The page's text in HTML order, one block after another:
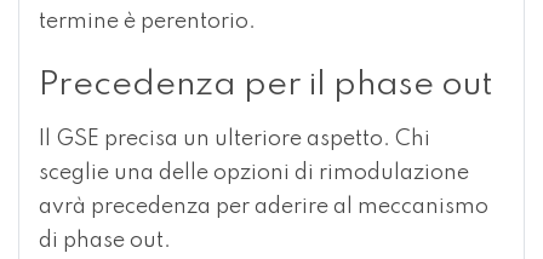
termine è perentorio.
Precedenza per il phase out
Il GSE precisa un ulteriore aspetto. Chi
sceglie una delle opzioni di rimodulazione
avrà precedenza per aderire al meccanismo
di phase out.